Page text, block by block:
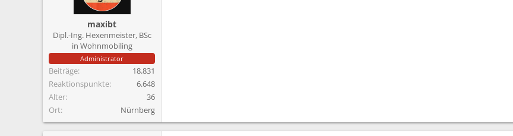
maxibt
Dipl.-Ing. Hexenmeister, BSc
in Wohnmobiling
Administrator
Beiträge
18.831
Reaktionspunkte
6.648
Alter
36
Ort
Nürnberg